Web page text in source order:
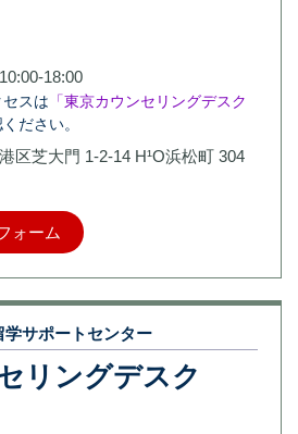
18:00
スは 「東京カウンセリングデスク
ださい。
区芝大門 1-2-14 H¹O浜松町 304
ォーム
サポートセンター
リングデスク